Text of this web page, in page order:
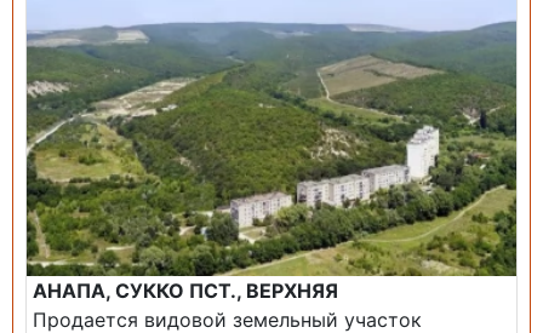
АНАПА, СУККО ПСТ., ВЕРХНЯЯ
Продается видовой земельный участок